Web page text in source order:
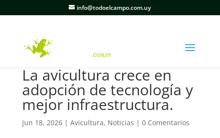
info@todoelcampo.com.uy
La avicultura crece en
adopción de tecnología y
mejor infraestructura.
Jun 18, 2026| Avicultura, Noticias | 0 Comentarios